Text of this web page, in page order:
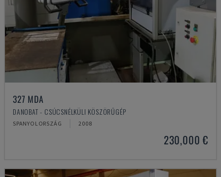
327 MDA
DANOBAT - CSÚCSNÉLKÜLI KÖSZÖRŰGÉP
SPANYOLORSZÁG 2008
230,000 €